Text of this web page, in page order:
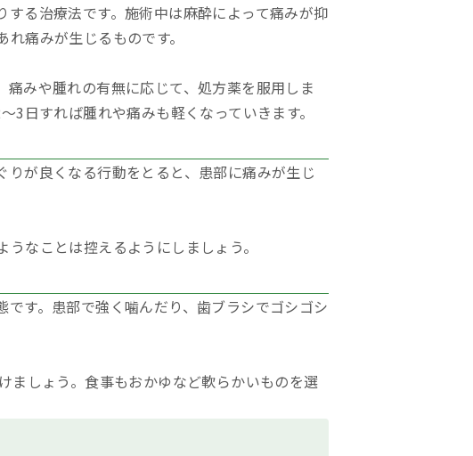
る治療法です。施術中は麻酔によって痛みが抑
痛みが生じるものです。
みや腫れの有無に応じて、処方薬を服用しま
3日すれば腫れや痛みも軽くなっていきます。
が良くなる行動をとると、患部に痛みが生じ
なことは控えるようにしましょう。
す。患部で強く噛んだり、歯ブラシでゴシゴシ
ましょう。食事もおかゆなど軟らかいものを選